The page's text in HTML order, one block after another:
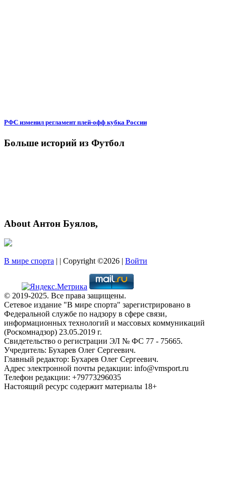
РФС изменил регламент плей-офф кубка России
Больше историй из Футбол
About Антон Буялов,
В мире спорта | | Copyright ©2026 | Войти
© 2019-2025. Все права защищены.
Сетевое издание "В мире спорта" зарегистрировано в
Федеральной службе по надзору в сфере связи,
информационных технологий и массовых коммуникаций
(Роскомнадзор) 23.05.2019 г.
Свидетельство о регистрации ЭЛ № ФС 77 - 75665.
Учредитель: Бухарев Олег Сергеевич.
Главный редактор: Бухарев Олег Сергеевич.
Адрес электронной почты редакции: info@vmsport.ru
Телефон редакции: +79773296035
Настоящий ресурс содержит материалы 18+